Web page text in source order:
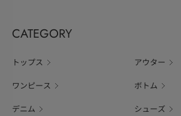
CATEGORY
トップス アウター
ワンピース ボトム
デニム シューズ